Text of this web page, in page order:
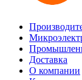
Доставка
О компании